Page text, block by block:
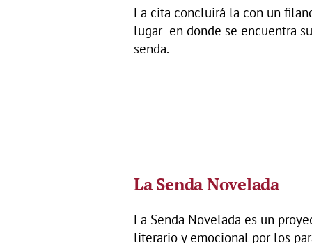
La cita concluirá la con un
lugar en donde se encuentra
senda.
La Senda Novelada
La Senda Novelada es un
literario y emocional por los